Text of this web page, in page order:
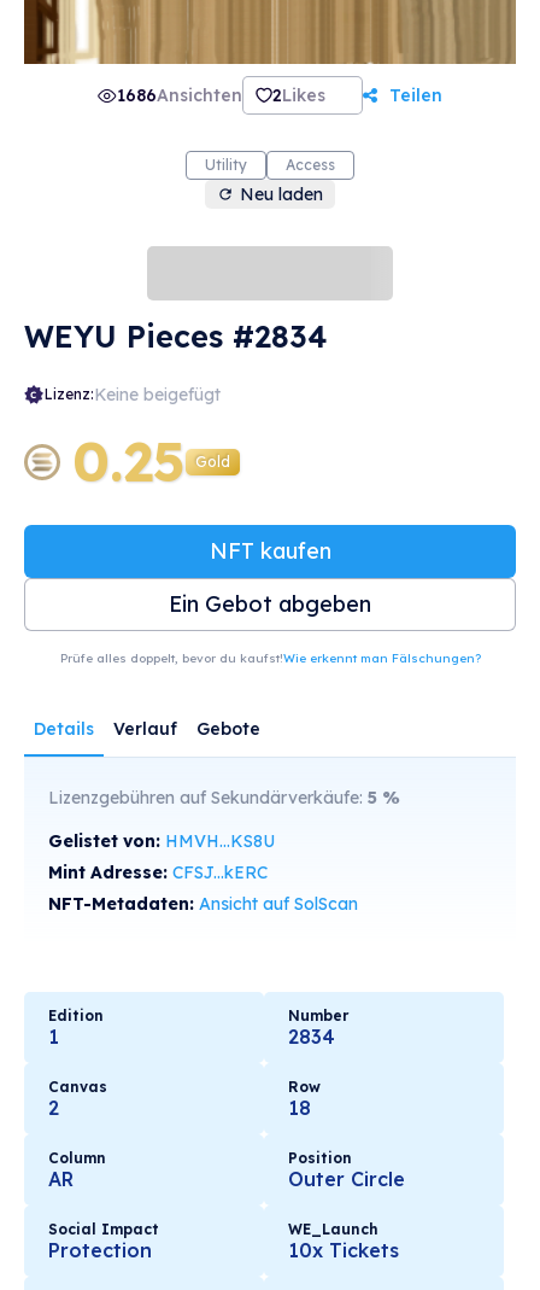
1686Ansichten 2Likes Teilen
Utility Access
Neu laden
WEYU Pieces #2834
Lizenz:Keine beigefügt
0.25 Gold
NFT kaufen
Ein Gebot abgeben
Prüfe alles doppelt, bevor du kaufst!Wie erkennt man Fälschungen?
Details Verlauf Gebote
Lizenzgebühren auf Sekundärverkäufe: 5 %
Gelistet von: HMVH...KS8U
Mint Adresse: CFSJ...kERC
NFT-Metadaten: Ansicht auf SolScan
Edition
1
Number
2834
Canvas
2
Row
18
Column
AR
Position
Outer Circle
Social Impact
Protection
WE_Launch
10x Tickets